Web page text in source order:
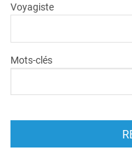
Voyagiste
Mots-clés